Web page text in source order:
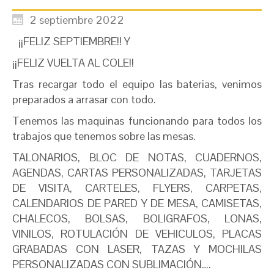
2 septiembre 2022
¡¡FELIZ SEPTIEMBRE!! Y
¡¡FELIZ VUELTA AL COLE!!
Tras recargar todo el equipo las baterias, venimos
preparados a arrasar con todo.
Tenemos las maquinas funcionando para todos los
trabajos que tenemos sobre las mesas.
TALONARIOS, BLOC DE NOTAS, CUADERNOS,
AGENDAS, CARTAS PERSONALIZADAS, TARJETAS
DE VISITA, CARTELES, FLYERS, CARPETAS,
CALENDARIOS DE PARED Y DE MESA, CAMISETAS,
CHALECOS, BOLSAS, BOLIGRAFOS, LONAS,
VINILOS, ROTULACIÓN DE VEHICULOS, PLACAS
GRABADAS CON LASER, TAZAS Y MOCHILAS
PERSONALIZADAS CON SUBLIMACIÓN….